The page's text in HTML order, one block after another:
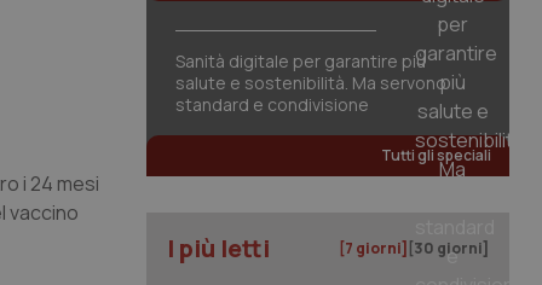
i 24 mesi
vaccino
Sanità digitale per garantire più
salute e sostenibilità. Ma servono
standard e condivisione
Tutti gli speciali
I più letti [7 giorni] [30 giorni]